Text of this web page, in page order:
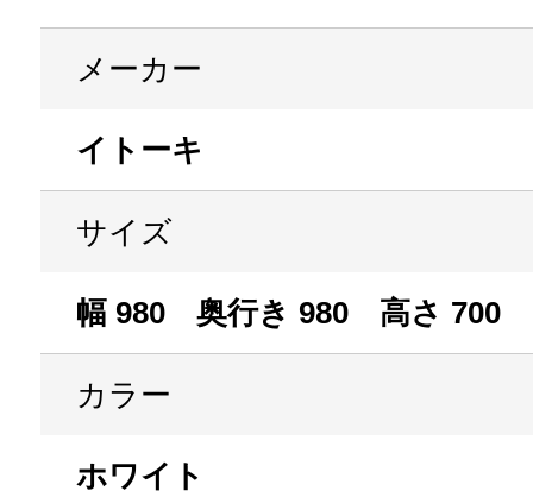
メーカー
イトーキ
サイズ
幅 980 奥行き 980 高さ 700
カラー
ホワイト